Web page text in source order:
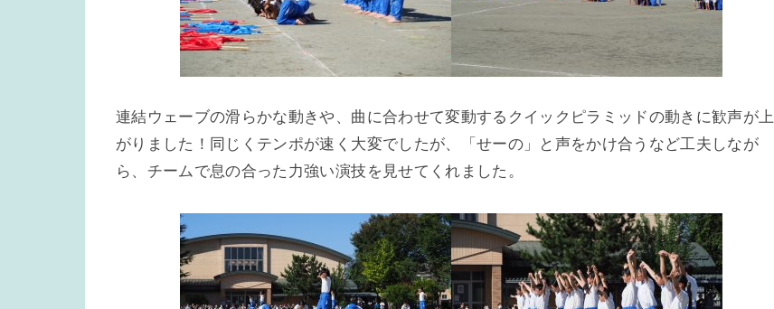
連結ウェーブの滑らかな動きや、曲に合わせて変動するクイックピラミッドの動きに歓声が上
がりました！同じくテンポが速く大変でしたが、「せーの」と声をかけ合うなど工夫しなが
ら、チームで息の合った力強い演技を見せてくれました。